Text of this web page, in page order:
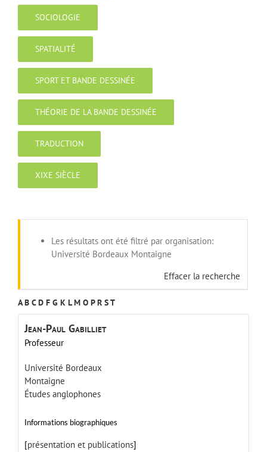
SOCIOLOGIE
SPATIALITÉ
SPORT ET BANDE DESSINÉE
THÉORIE DE LA BANDE DESSINÉE
TRADUCTION
XIXE SIÈCLE
Les résultats ont été filtré par organisation:
Université Bordeaux Montaigne
Effacer la recherche
A B C D F G K L M O P R ST
Jean-Paul Gabilliet
Professeur
Université Bordeaux
Montaigne
Études anglophones
Informations biographiques
[présentation et publications]